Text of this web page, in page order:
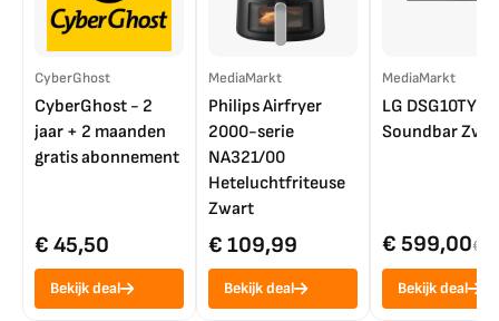
CyberGhost
CyberGhost - 2
jaar + 2 maanden
gratis abonnement
€ 45,50
Bekijk deal
MediaMarkt
Philips Airfryer
2000-serie
NA321/00
Heteluchtfriteuse
Zwart
€ 109,99
Bekijk deal
MediaMarkt
LG DSG10TY
Soundbar
€ 599,00€
Bekijk deal